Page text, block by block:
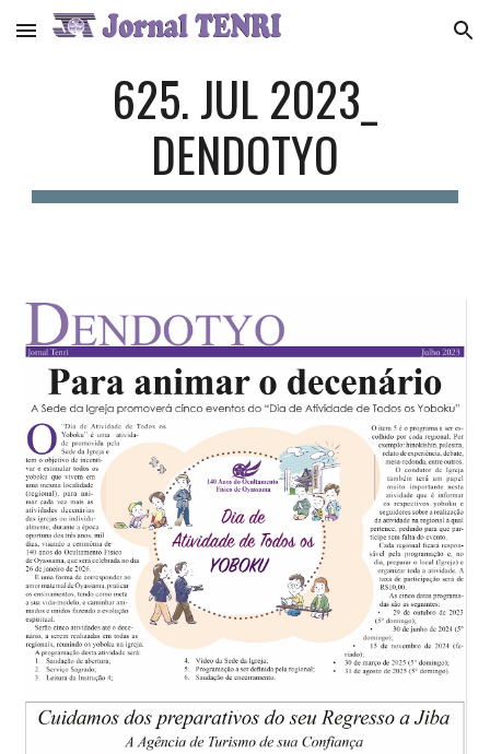
Skip to main content Skip to navigation
625. JUL 2023_
DENDOTYO